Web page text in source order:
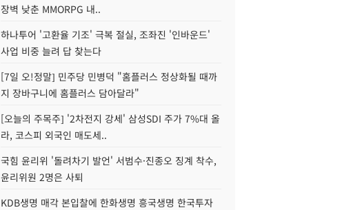
장벽 낮춘 MMORPG 내..
하나투어 '고환율 기조' 극복 절실, 조좌진 '인바운드'
사업 비중 늘려 답 찾는다
[7일 오!정말] 민주당 민병덕 "홈플러스 정상화될 때까
지 장바구니에 홈플러스 담아달라"
[오늘의 주목주] '2차전지 강세' 삼성SDI 주가 7%대 올
라, 코스피 외국인 매도세..
국힘 윤리위 '돌려차기 발언' 서범수·진종오 징계 착수,
윤리위원 2명은 사퇴
KDB생명 매각 본입찰에 한화생명 흥국생명 한국투자